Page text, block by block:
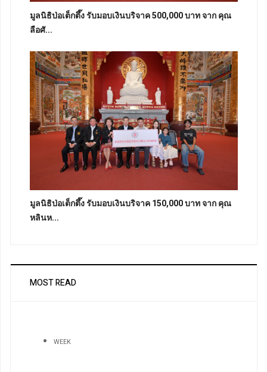
มูลนิธิป่อเต็กตึ๊ง รับมอบเงินบริจาค 500,000 บาท จาก คุณ
ลือศั...
มูลนิธิป่อเต็กตึ๊ง รับมอบเงินบริจาค 150,000 บาท จาก คุณ
หลินห...
MOST READ
WEEK